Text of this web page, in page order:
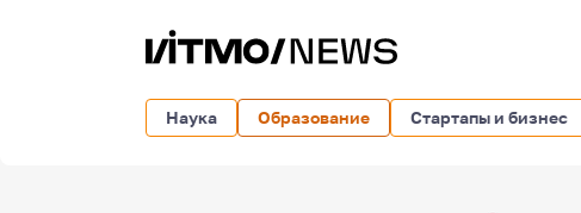
Наука Образование Стартапы и бизнес